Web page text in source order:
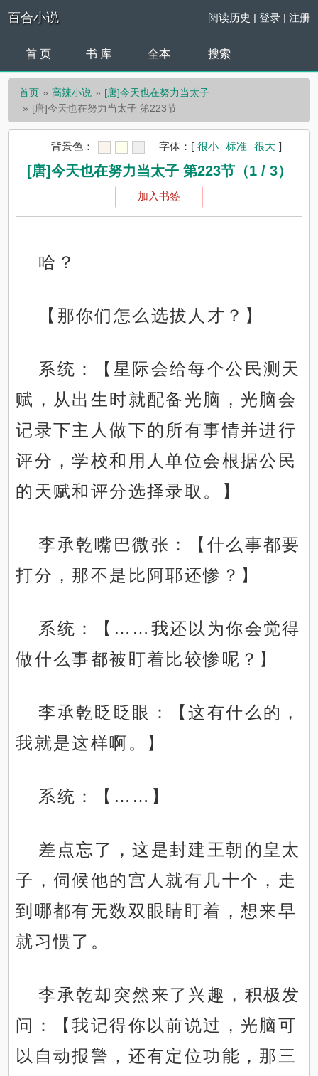
百合小说 阅读历史 | 登录| 注册
首 页 书 库 全本 搜索
首页 高辣小说
[唐]今天也在努力当太子
[唐]今天也在努力当太子 第223节
背景色： 字体： [ 很小 标准 很大 ]
[唐]今天也在努力当太子 第223节（1 / 3）
加入书签
哈？
【那你们怎么选拔人才？】
系统：【星际会给每个公民测天
赋，从出生时就配备光脑，光脑会
记录下主人做下的所有事情并进行
评分，学校和用人单位会根据公民
的天赋和评分选择录取。】
李承乾嘴巴微张：【什么事都要
打分，那不是比阿耶还惨？】
系统：【……我还以为你会觉得
做什么事都被盯着比较惨呢？】
李承乾眨眨眼：【这有什么的，
我就是这样啊。】
系统：【……】
差点忘了，这是封建王朝的皇太
子，伺候他的宫人就有几十个，走
到哪都有无数双眼睛盯着，想来早
就习惯了。
李承乾却突然来了兴趣，积极发
问：【我记得你以前说过，光脑可
以自动报警，还有定位功能，那三